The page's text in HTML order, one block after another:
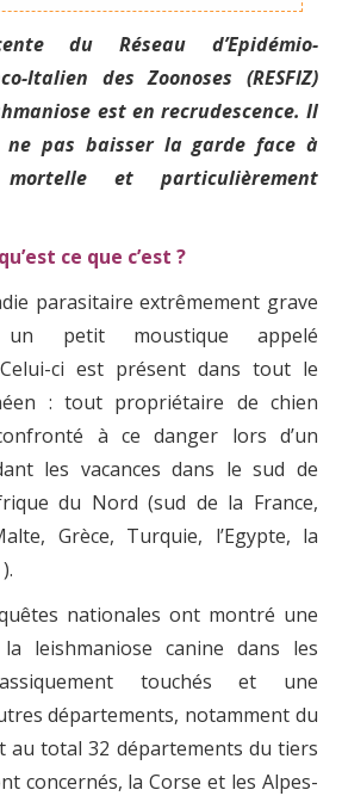
du Réseau d’Epidémio-
Italien des Zoonoses (RESFIZ)
est en recrudescence. Il
pas baisser la garde face à
et particulièrement
ce que c’est ?
parasitaire extrêmement grave
petit moustique appelé
ci est présent dans tout le
: tout propriétaire de chien
à ce danger lors d’un
les vacances dans le sud de
du Nord (sud de la France,
Grèce, Turquie, l’Egypte, la
nationales ont montré une
leishmaniose canine dans les
touchés et une
départements, notamment du
au total 32 départements du tiers
concernés, la Corse et les Alpes-